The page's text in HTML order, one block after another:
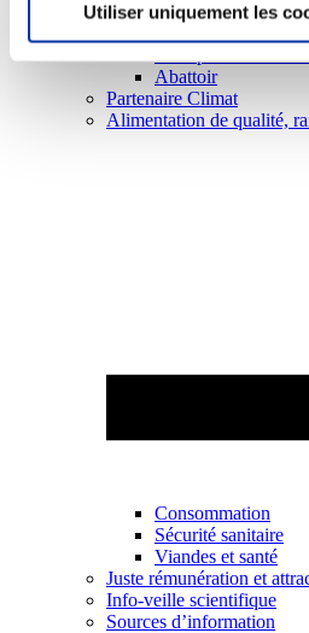
Utiliser uniquement les
Abattoir
Partenaire Climat
Alimentation de qualité,
Consommation
Sécurité sanitaire
Viandes et santé
Juste rémunération et
Info-veille scientifique
Sources d’information